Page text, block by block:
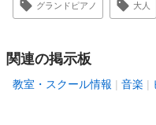
グランドピアノ 大人
関連の掲示板
教室・スクール情報 音楽